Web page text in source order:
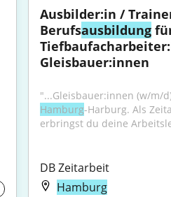
Ausbilder:in /
Berufsausbildung
Gleisbauer:innen
Hamburg-Harburg. Als
erbringst du deine
DB Zeitarbeit
Hamburg